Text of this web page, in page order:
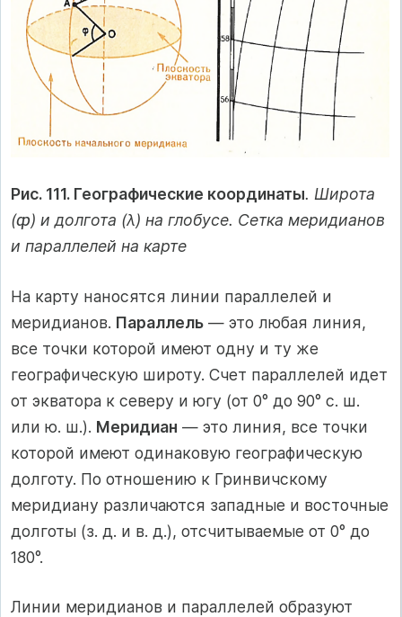
Рис. 111. Географические координаты. Широта
(ȹ) и долгота (λ) на глобусе. Сетка меридианов
и параллелей на карте
На карту наносятся линии параллелей и
меридианов. Параллель — это любая линия,
все точки которой имеют одну и ту же
географическую широту. Счет параллелей идет
от экватора к северу и югу (от 0° до 90° с. ш.
или ю. ш.). Меридиан — это линия, все точки
которой имеют одинаковую географическую
долготу. По отношению к Гринвичскому
меридиану различаются западные и восточные
долготы (з. д. и в. д.), отсчитываемые от 0° до
180°.
Линии меридианов и параллелей образуют